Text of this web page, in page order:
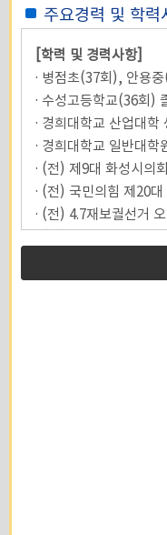
주요경력 및 학력
[학력 및 경력사항]
· 병점초(37회), 안용
· 수성고등학교(36회)
· 경희대학교 산업대학
· 경희대학교 일반대
· (전) 제9대 화성시의
· (전) 국민의힘 제20
· (전) 4.7재보궐선거
· (전) 화성시의회 교
· (전) 국립 작물과학